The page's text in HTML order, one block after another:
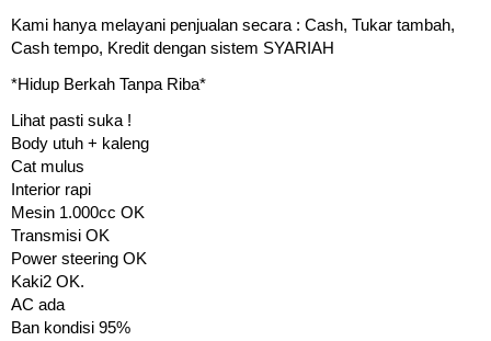
Kami hanya melayani penjualan secara : Cash, Tukar tambah,
Cash tempo, Kredit dengan sistem SYARIAH
*Hidup Berkah Tanpa Riba*
Lihat pasti suka !
Body utuh + kaleng
Cat mulus
Interior rapi
Mesin 1.000cc OK
Transmisi OK
Power steering OK
Kaki2 OK.
AC ada
Ban kondisi 95%